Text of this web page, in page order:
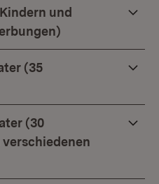
und
(35
(30